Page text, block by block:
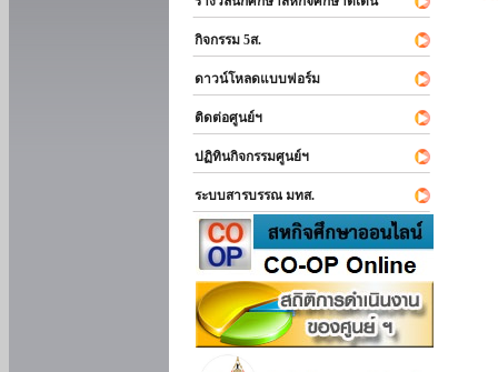
กิจกรรม 5ส.
ดาวน์โหลดแบบฟอร์ม
ติดต่อศูนย์ฯ
ปฏิทินกิจกรรมศูนย์ฯ
ระบบสารบรรณ มทส.